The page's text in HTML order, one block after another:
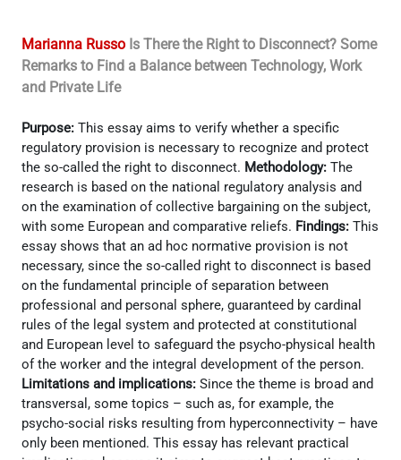
Marianna Russo Is There the Right to Disconnect? Some
Remarks to Find a Balance between Technology, Work
and Private Life
Purpose: This essay aims to verify whether a specific
regulatory provision is necessary to recognize and protect
the so-called the right to disconnect. Methodology: The
research is based on the national regulatory analysis and
on the examination of collective bargaining on the subject,
with some European and comparative reliefs. Findings: This
essay shows that an ad hoc normative provision is not
necessary, since the so-called right to disconnect is based
on the fundamental principle of separation between
professional and personal sphere, guaranteed by cardinal
rules of the legal system and protected at constitutional
and European level to safeguard the psycho-physical health
of the worker and the integral development of the person.
Limitations and implications: Since the theme is broad and
transversal, some topics – such as, for example, the
psycho-social risks resulting from hyperconnectivity – have
only been mentioned. This essay has relevant practical